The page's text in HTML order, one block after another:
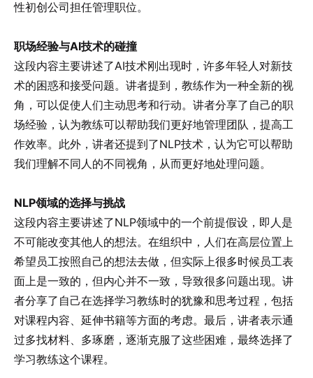
性初创公司担任管理职位。
职场经验与AI技术的碰撞
这段内容主要讲述了AI技术刚出现时，许多年轻人对新技
术的困惑和接受问题。讲者提到，教练作为一种全新的视
角，可以促使人们主动思考和行动。讲者分享了自己的职
场经验，认为教练可以帮助我们更好地管理团队，提高工
作效率。此外，讲者还提到了NLP技术，认为它可以帮助
我们理解不同人的不同视角，从而更好地处理问题。
NLP领域的选择与挑战
这段内容主要讲述了NLP领域中的一个前提假设，即人是
不可能改变其他人的想法。在组织中，人们在高层位置上
希望员工按照自己的想法去做，但实际上很多时候员工表
面上是一致的，但内心并不一致，导致很多问题出现。讲
者分享了自己在选择学习教练时的犹豫和思考过程，包括
对课程内容、延伸书籍等方面的考虑。最后，讲者表示通
过多找材料、多琢磨，逐渐克服了这些困难，最终选择了
学习教练这个课程。